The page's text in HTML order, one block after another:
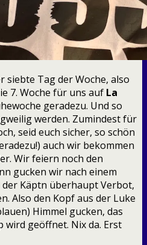
Tag der Woche, also
7. Woche für uns auf La
geradezu. Und so
werden. Zumindest für
seid euch sicher, so schön
auch wir bekommen
Wir feiern noch den
gucken wir nach einem
Käptn überhaupt Verbot,
Also den Kopf aus der Luke
Himmel gucken, das
wird geöffnet. Nix da. Erst